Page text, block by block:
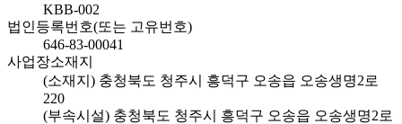
KBB-002
법인등록번호(또는 고유번호)
646-83-00041
사업장소재지
(소재지) 충청북도 청주시 흥덕구 오송읍 오송생명2로
220
(부속시설) 충청북도 청주시 흥덕구 오송읍 오송생명2로